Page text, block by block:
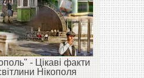
- Цікаві факти
Нікополя